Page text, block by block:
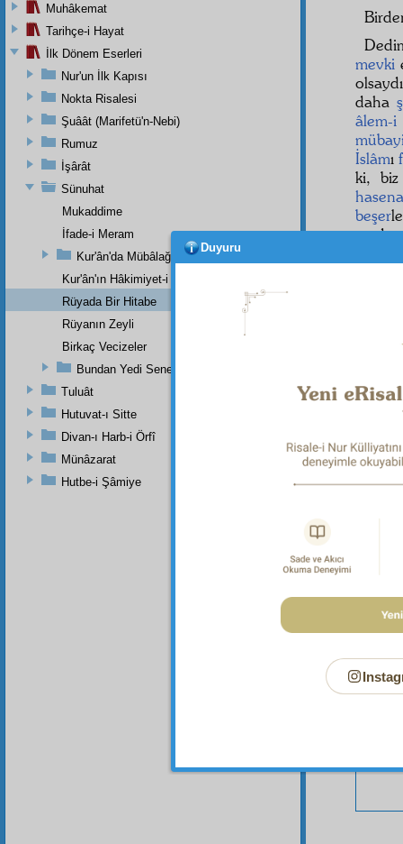
mevki
daha
âlem-i
İslâmı
ki,
beşer
Bu
Muhâkemat
Tarihçe-i Hayat
İlk Dönem Eserleri
Nur'un İlk Kapısı
Nokta Risalesi
Şuâât (Marifetü'n-Nebi)
Rumuz
İşârât
Sünuhat
Mukaddime
İfade-i Meram
Kur'ân'da Mübâlağa, Mücâzefe Yoktur
Kur'ân'ın Hâkimiyet-i Mutlakası
Rüyada Bir Hitabe
Rüyanın Zeyli
Birkaç Vecizeler
Bundan Yedi Sene Evvel Bir Risaleme Yazdığım Zeyl
Tuluât
Hutuvat-ı Sitte
Divan-ı Harb-i Örfî
Münâzarat
Hutbe-i Şâmiye
Duyuru